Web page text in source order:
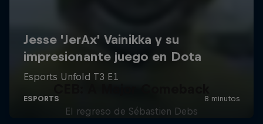
El regreso de Sébastien Debs